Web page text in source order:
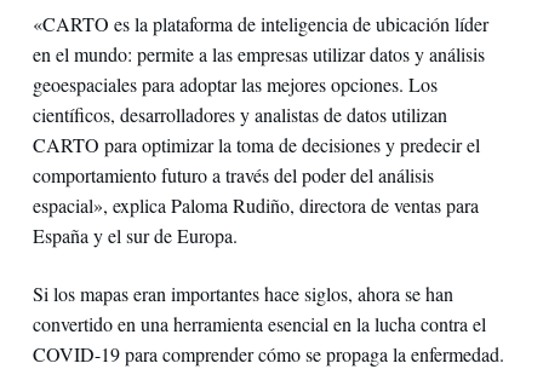
«CARTO es la plataforma de inteligencia de ubicación líder
en el mundo: permite a las empresas utilizar datos y análisis
geoespaciales para adoptar las mejores opciones. Los
científicos, desarrolladores y analistas de datos utilizan
CARTO para optimizar la toma de decisiones y predecir el
comportamiento futuro a través del poder del análisis
espacial», explica Paloma Rudiño, directora de ventas para
España y el sur de Europa.
Si los mapas eran importantes hace siglos, ahora se han
convertido en una herramienta esencial en la lucha contra el
COVID-19 para comprender cómo se propaga la enfermedad.